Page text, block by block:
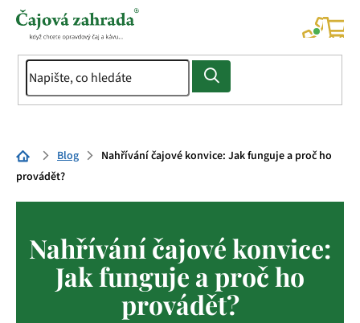
Přejít
Domů Blog
Nahřívání čajové konvice: Jak funguje a proč ho
provádět?
Nahřívání čajové konvice:
Jak funguje a proč ho
provádět?